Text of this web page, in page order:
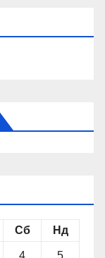
Сб Нд